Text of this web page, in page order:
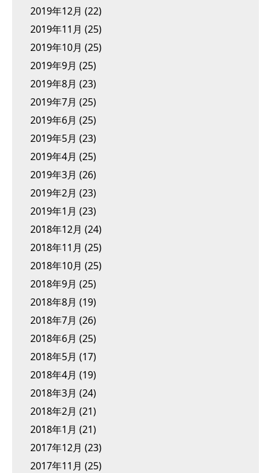
2019年12月 (22)
2019年11月 (25)
2019年10月 (25)
2019年9月 (25)
2019年8月 (23)
2019年7月 (25)
2019年6月 (25)
2019年5月 (23)
2019年4月 (25)
2019年3月 (26)
2019年2月 (23)
2019年1月 (23)
2018年12月 (24)
2018年11月 (25)
2018年10月 (25)
2018年9月 (25)
2018年8月 (19)
2018年7月 (26)
2018年6月 (25)
2018年5月 (17)
2018年4月 (19)
2018年3月 (24)
2018年2月 (21)
2018年1月 (21)
2017年12月 (23)
2017年11月 (25)